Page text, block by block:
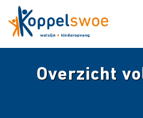
Overzicht